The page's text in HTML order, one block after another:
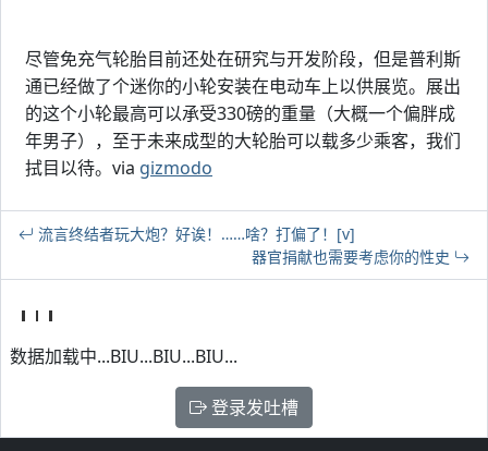
尽管免充气轮胎目前还处在研究与开发阶段，但是普利斯
通已经做了个迷你的小轮安装在电动车上以供展览。展出
的这个小轮最高可以承受330磅的重量（大概一个偏胖成
年男子），至于未来成型的大轮胎可以载多少乘客，我们
拭目以待。via gizmodo
流言终结者玩大炮？好诶！……啥？打偏了！[v]
器官捐献也需要考虑你的性史
数据加载中...BIU...BIU...BIU...
登录发吐槽